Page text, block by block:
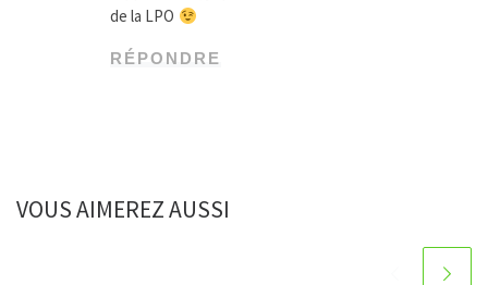
de la LPO
RÉPONDRE
VOUS AIMEREZ AUSSI